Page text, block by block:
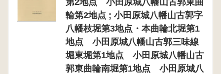
第2地点 小田原城八幡山古郭東曲
輪第2地点 ; 小田原城八幡山古郭字
八幡枝堀第3地点・本曲輪北堀第1
地点 小田原城八幡山古郭三味線
堀東堀第1地点 小田原城八幡山古
郭東曲輪南堀第1地点 小田原城八